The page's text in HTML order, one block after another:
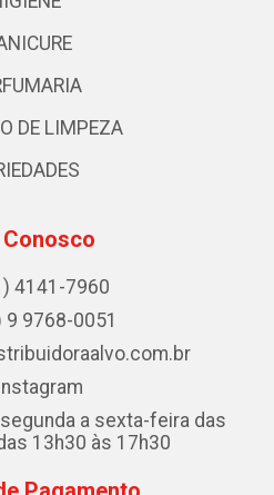
DE LIMPEZA
Conosco
4141-7960
9 9768-0051
Instagram
a sexta-feira das
13h30 às 17h30